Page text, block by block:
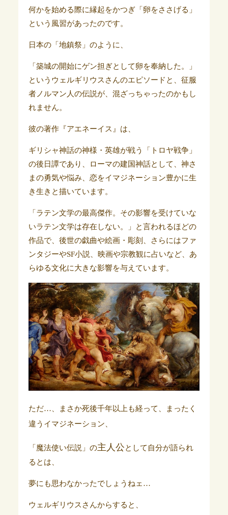
何かを始める際に縁起をかつぎ「卵をささげる」
という風習があったのです。
日本の「地鎮祭」のように、
「築城の開始にゲン担ぎとして卵を奉納した。」
というウェルギリウスさんのエピソードと、征服
者ノルマン人の伝説が、混ざっちゃったのかもし
れません。
彼の著作『アエネーイス』は、
ギリシャ神話の神様・英雄が戦う「トロヤ戦争」
の後日譚であり、ローマの建国神話として、神さ
まの勇気や悩み、恋をイマジネーション豊かに生
き生きと描いています。
「ラテン文学の最高傑作。その影響を受けていな
いラテン文学は存在しない。」と言われるほどの
作品で、後世の戯曲や絵画・彫刻、さらにはファ
ンタジーやSF小説、映画や宗教観に占いなど、あ
らゆる文化に大きな影響を与えています。
ただ…、まさか死後千年以上も経って、まったく
違うイマジネーション、
「魔法使い伝説」の主人公として自分が語られ
るとは、
夢にも思わなかったでしょうねェ…
ウェルギリウスさんからすると、